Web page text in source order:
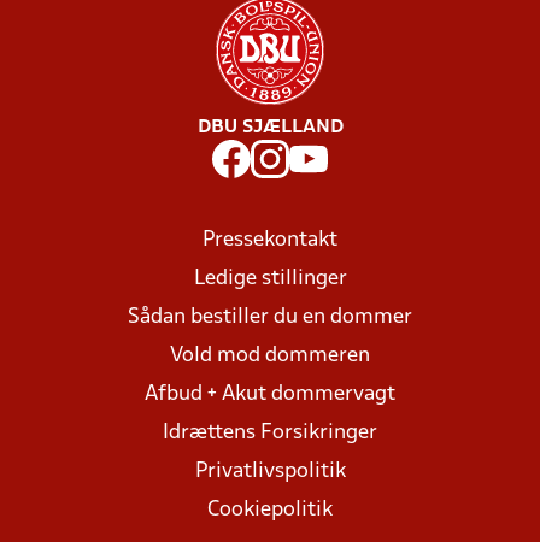
DBU SJÆLLAND
Pressekontakt
Ledige stillinger
Sådan bestiller du en dommer
Vold mod dommeren
Afbud + Akut dommervagt
Idrættens Forsikringer
Privatlivspolitik
Cookiepolitik